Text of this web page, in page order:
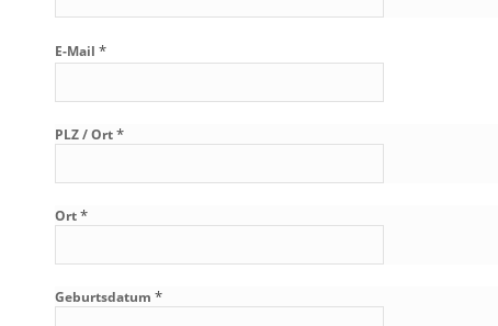
E-Mail *
PLZ / Ort*
Ort*
Geburtsdatum *